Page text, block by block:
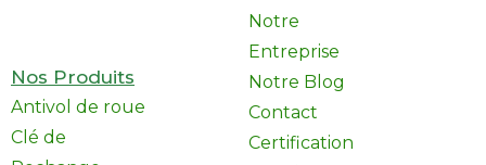
Nos Produits
Antivol de roue
Clé de
Notre
Entreprise
Notre Blog
Contact
Certification